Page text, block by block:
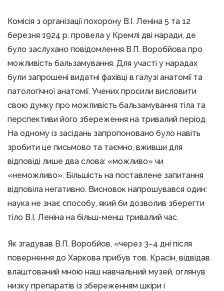
Комісія з організації похорону В.І. Леніна 5 та 12
березня 1924 р. провела у Кремлі дві наради, де
було заслухано повідомлення В.П. Воробйова про
можливість бальзамування. Для участі у нарадах
були запрошені видатні фахівці в галузі анатомії та
патологічної анатомії. Учених просили висловити
свою думку про можливість бальзамування тіла та
перспективи його збереження на тривалий період.
На одному із засідань запропоновано було навіть
зробити це письмово та таємно, вживши для
відповіді лише два слова: «можливо» чи
«неможливо». Більшість на поставлене запитання
відповіла негативно. Висновок напрошувався один:
наука не знає способу, який би дозволив зберегти
тіло В.І. Леніна на більш-менш тривалий час.
Як згадував В.П. Воробйов, «через 3–4 дні після
повернення до Харкова прибув тов. Красін, відвідав
влаштований мною наш навчальний музей, оглянув
низку препаратів із збереженням шкіри і